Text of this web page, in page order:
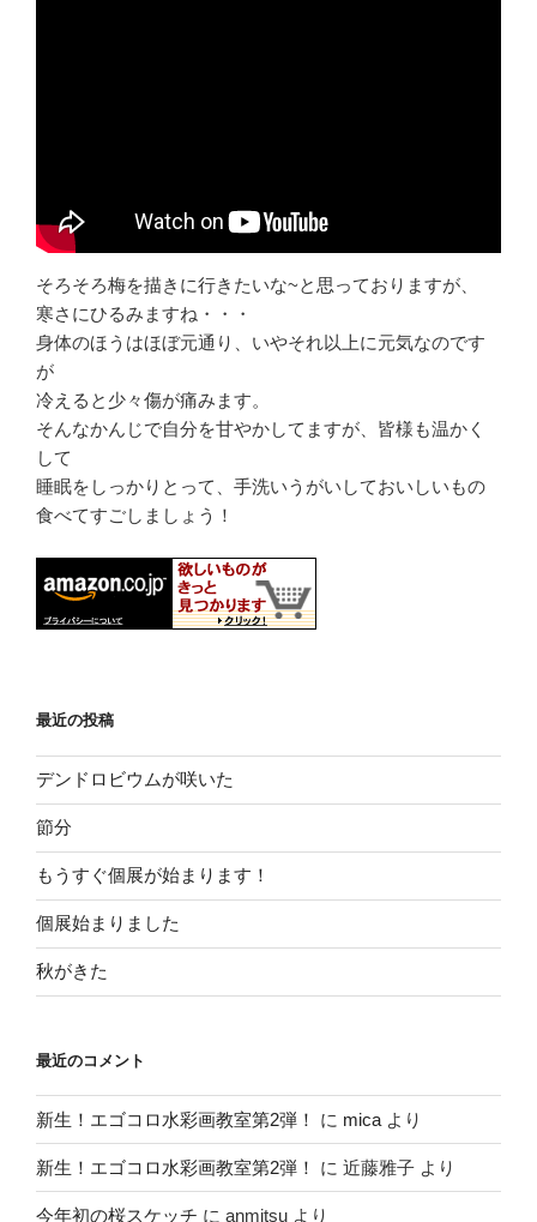
そろそろ梅を描きに行きたいな~と思っておりますが、
寒さにひるみますね・・・
身体のほうはほぼ元通り、いやそれ以上に元気なのです
が
冷えると少々傷が痛みます。
そんなかんじで自分を甘やかしてますが、皆様も温かく
して
睡眠をしっかりとって、手洗いうがいしておいしいもの
食べてすごしましょう！
最近の投稿
デンドロビウムが咲いた
節分
もうすぐ個展が始まります！
個展始まりました
秋がきた
最近のコメント
新生！エゴコロ水彩画教室第2弾！ に mica より
新生！エゴコロ水彩画教室第2弾！ に 近藤雅子 より
今年初の桜スケッチ に anmitsu より